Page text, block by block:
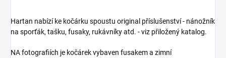
Hartan nabízí ke kočárku spoustu original příslušenství - nánožník
na sporťák, tašku, fusaky, rukávníky atd. - viz přiložený katalog.
NA fotografiích je kočárek vybaven fusakem a zimní